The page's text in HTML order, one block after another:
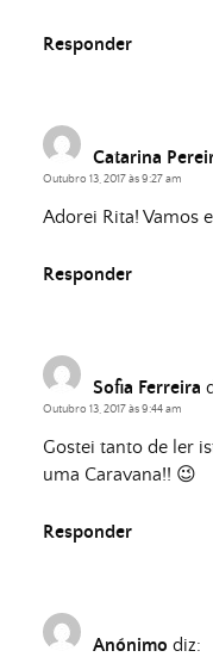
Responder
Catarina
Outubro 13, 2017 às 9:27 am
Adorei Rita! Vamos
Responder
Sofia Ferreira
Outubro 13, 2017 às 9:44 am
Gostei tanto de ler
uma Caravana!! 😉
Responder
Anónimo diz: